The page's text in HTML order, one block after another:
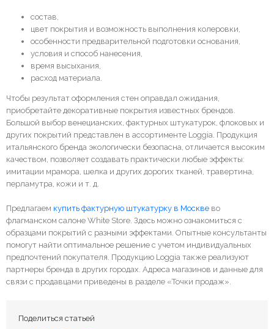
состав,
цвет покрытия и возможность выполнения колеровки,
особенности предварительной подготовки основания,
условия и способ нанесения,
время высыхания,
расход материала.
Чтобы результат оформления стен оправдал ожидания,
приобретайте декоративные покрытия известных брендов.
Большой выбор венецианских, фактурных штукатурок, флоковых и
других покрытий представлен в ассортименте Loggia. Продукция
итальянского бренда экологически безопасна, отличается высоким
качеством, позволяет создавать практически любые эффекты:
имитации мрамора, шелка и других дорогих тканей, травертина,
перламутра, кожи и т. д.
Предлагаем купить фактурную штукатурку в Москве во
флагманском салоне White Store. Здесь можно ознакомиться с
образцами покрытий с разными эффектами. Опытные консультанты
помогут найти оптимальное решение с учетом индивидуальных
предпочтений покупателя. Продукцию Loggia также реализуют
партнеры бренда в других городах. Адреса магазинов и данные для
связи с продавцами приведены в разделе «Точки продаж».
Поделиться статьей